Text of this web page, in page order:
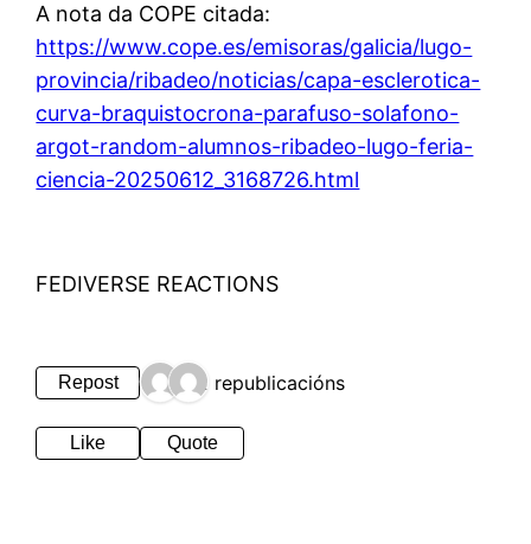
A nota da COPE citada:
https://www.cope.es/emisoras/galicia/lugo-
provincia/ribadeo/noticias/capa-esclerotica-
curva-braquistocrona-parafuso-solafono-
argot-random-alumnos-ribadeo-lugo-feria-
ciencia-20250612_3168726.html
FEDIVERSE REACTIONS
Repost 2 republicacións
Like Quote